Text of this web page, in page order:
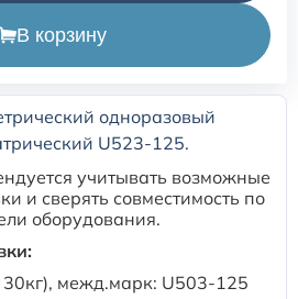
В корзину
одноразовый
U523-125.
учитывать возможные
и сверять совместимость по
оборудования.
30кг), межд.марк: U503-125
к аппаратам ИВЛ Hamilton
к аппаратам ИВЛ Drager
к аппаратам Comen
для ИВЛ Puritan Bennett